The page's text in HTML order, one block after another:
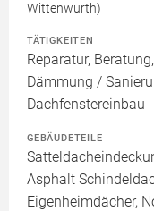
Wittenwurth)
TÄTIGKEITEN
Reparatur,
Dämmung /
Dachfenstereinbau
GEBÄUDETEILE
Asphalt
Eigenheimdächer,